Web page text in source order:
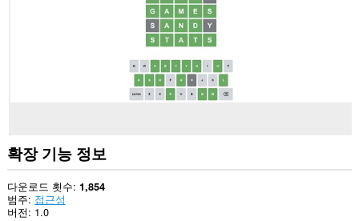
수
있
습
니
다.
확장 기능 정보
다운로드 횟수 1,854
범주 접근성
버전 1.0